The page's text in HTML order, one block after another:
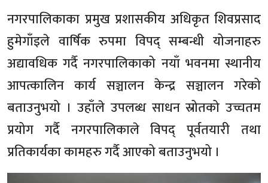
नगरपालिकाका प्रमुख प्रशासकीय अधिकृत शिवप्रसाद
हुमेगाँइले वार्षिक रुपमा विपद् सम्बन्धी योजनाहरु
अद्यावधिक गर्दै नगरपालिकाको नयाँ भवनमा स्थानीय
आपत्कालिन कार्य सञ्चालन केन्द्र सञ्चालन गरेको
बताउनुभयो । उहाँले उपलब्ध साधन स्रोतको उच्चतम
प्रयोग गर्दै नगरपालिकाले विपद् पूर्वतयारी तथा
प्रतिकार्यका कामहरु गर्दै आएको बताउनुभयो ।